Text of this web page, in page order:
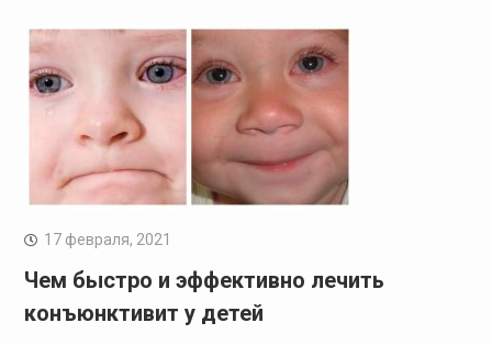
17 февраля, 2021
Чем быстро и эффективно лечить
конъюнктивит у детей